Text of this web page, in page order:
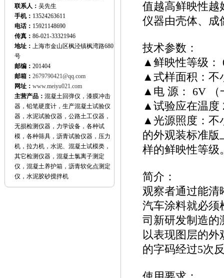
联系人： 吴先生
手机： 13524263611
电话： 15921148690
传真： 86-021-33321946
地址： 上海市金山区枫泾镇枫湾路680
号
邮编： 201404
邮箱： 2679790421@qq.com
网址： www.meiyu021.com
主营产品： 混凝土回弹仪，漆膜冲击
器，铅笔硬度计，生产混凝土试验仪
器，水泥试验仪器，公路土工仪器，
无损检测仪器，力学设备，各种试
模，各种筛具，沥青试验仪器，压力
机，拉力机，水泥、混凝土试模类，
其它检测仪器，混凝土氯离子测定
仪，混凝土养护箱，沥青软化点测定
仪，水泥胶砂搅拌机
值越高鲜映性越
仪器由壳体、成
技术参数：
▲鲜映性等级：
▲式样面积：不
▲电 源： 6V （
▲试验应在温度
▲光源照度：不
的外观装标准版
样的鲜映性等级
简介：
观察者通过能清
汽车涂料就必须
司新研发制造的
以表现图层的外
的字码经过5次